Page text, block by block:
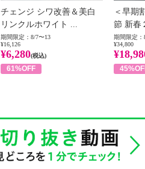
チェンジ シワ改善＆美白
リンクルホワイト ...
期間限定：8/7〜13
¥16,126
¥6,280(税込)
61%OFF
＜早期
節 新春
期間限定：
¥34,800